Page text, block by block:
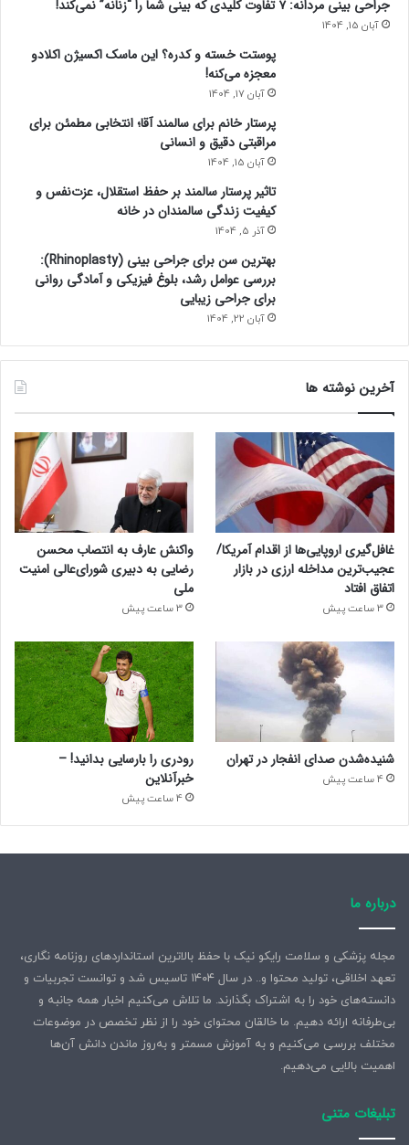
جراحی بینی مردانه: ۷ تفاوت کلیدی که بینی شما را “زنانه” نمی‌کند!
آبان 15, 1404
پوستت خسته و کدره؟ این ماسک اکسیژن اکلادو
معجزه می‌کنه!
آبان 17, 1404
پرستار خانم برای سالمند آقا؛ انتخابی مطمئن برای
مراقبتی دقیق و انسانی
آبان 15, 1404
تاثیر پرستار سالمند بر حفظ استقلال، عزت‌نفس و
کیفیت زندگی سالمندان در خانه
آذر 5, 1404
بهترین سن برای جراحی بینی (Rhinoplasty):
بررسی عوامل رشد، بلوغ فیزیکی و آمادگی روانی
برای جراحی زیبایی
آبان 22, 1404
آخرین نوشته ها
غافل‌گیری اروپایی‌ها از اقدام آمریکا/
عجیب‌ترین مداخله ارزی در بازار
اتفاق افتاد
3 ساعت پیش
واکنش عارف به انتصاب محسن
رضایی به دبیری شورای‌عالی امنیت
ملی
3 ساعت پیش
شنیده‌شدن صدای انفجار در تهران
4 ساعت پیش
رودری را بارسایی بدانید! –
خبرآنلاین
4 ساعت پیش
درباره ما
مجله پزشکی و سلامت رایکو نیک با حفظ بالاترین استانداردهای روزنامه نگاری،
تعهد اخلاقی، تولید محتوا و.. در سال ۱۴۰۴ تاسیس شد و توانست تجربیات و
دانسته‌های خود را به اشتراک بگذارند. ما تلاش می‌کنیم اخبار همه جانبه و
بی‌طرفانه ارائه دهیم. ما خالقان محتوای خود را از نظر تخصص در موضوعات
مختلف بررسی می‌کنیم و به آموزش مسمتر و به‌روز ماندن دانش آن‌ها
اهمیت بالایی می‌دهیم.
تبلیغات متنی